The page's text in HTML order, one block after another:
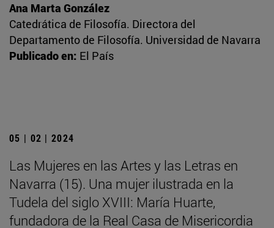
Ana Marta González
Catedrática de Filosofía. Directora del
Departamento de Filosofía. Universidad de Navarra
Publicado en: El País
05 | 02 | 2024
Las Mujeres en las Artes y las Letras en
Navarra (15). Una mujer ilustrada en la
Tudela del siglo XVIII: María Huarte,
fundadora de la Real Casa de Misericordia